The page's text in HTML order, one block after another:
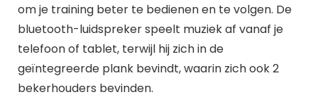
om je training beter te bedienen en te volgen. De
bluetooth-luidspreker speelt muziek af vanaf je
telefoon of tablet, terwijl hij zich in de
geïntegreerde plank bevindt, waarin zich ook 2
bekerhouders bevinden.